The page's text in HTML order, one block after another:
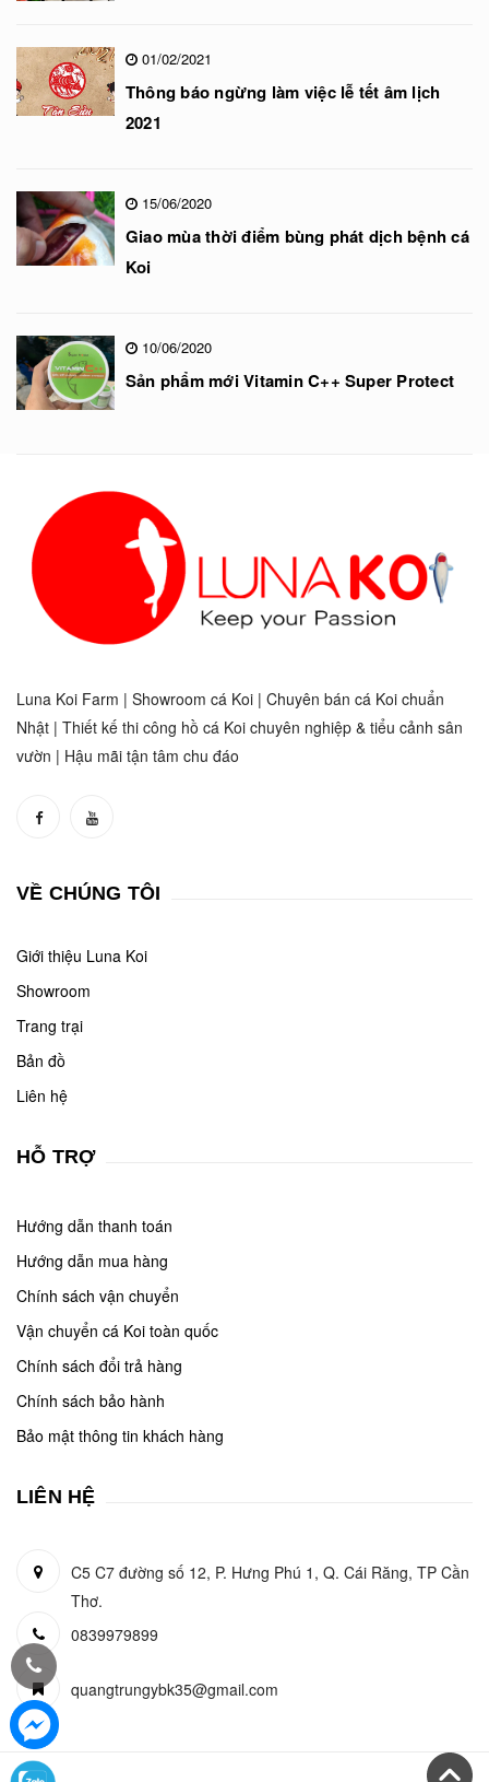
01/02/2021
Thông báo ngừng làm việc lễ tết âm lịch
2021
15/06/2020
Giao mùa thời điểm bùng phát dịch bệnh cá
Koi
10/06/2020
Sản phẩm mới Vitamin C++ Super Protect
Luna Koi Farm | Showroom cá Koi | Chuyên bán cá Koi chuẩn
Nhật | Thiết kế thi công hồ cá Koi chuyên nghiệp & tiểu cảnh sân
vườn | Hậu mãi tận tâm chu đáo
VỀ CHÚNG TÔI
Giới thiệu Luna Koi
Showroom
Trang trại
Bản đồ
Liên hệ
HỖ TRỢ
Hướng dẫn thanh toán
Hướng dẫn mua hàng
Chính sách vận chuyển
Vận chuyển cá Koi toàn quốc
Chính sách đổi trả hàng
Chính sách bảo hành
Bảo mật thông tin khách hàng
LIÊN HỆ
C5 C7 đường số 12, P. Hưng Phú 1, Q. Cái Răng, TP Cần
Thơ.
0839979899
quangtrungybk35@gmail.com